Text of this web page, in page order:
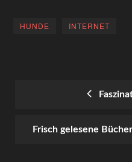
HUNDE INTERNET
POST
NAVIGATION
Frisch gelesene